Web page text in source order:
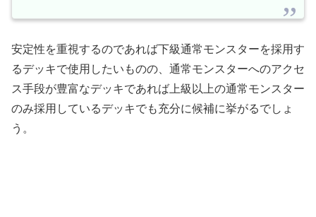
安定性を重視するのであれば下級通常モンスターを採用す
るデッキで使用したいものの、通常モンスターへのアクセ
ス手段が豊富なデッキであれば上級以上の通常モンスター
のみ採用しているデッキでも充分に候補に挙がるでしょ
う。